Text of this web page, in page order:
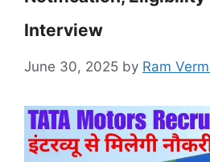
Interview
June 30, 2025 by Ram